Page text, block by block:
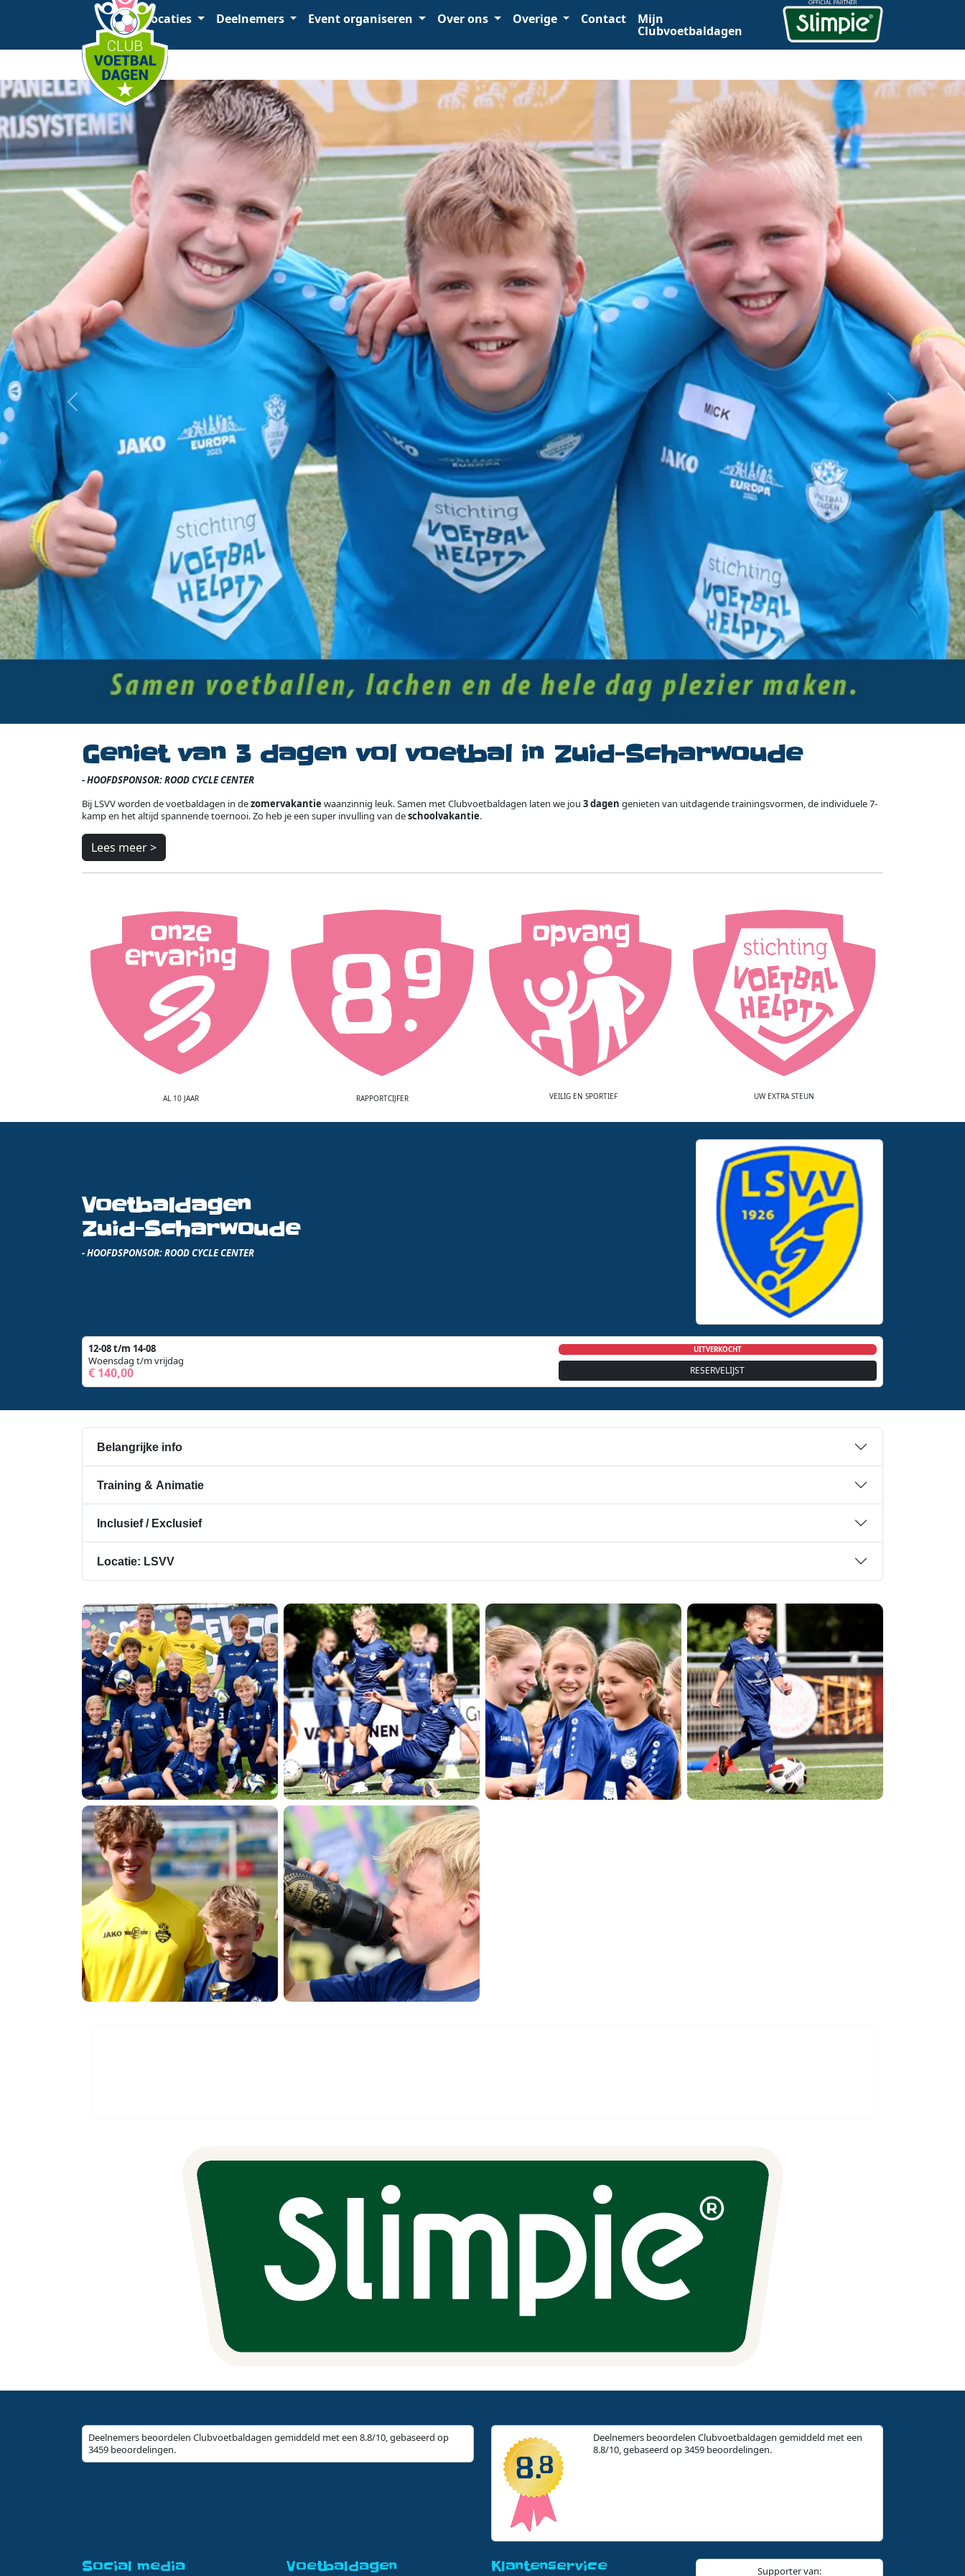
Home Locaties Deelnemers Event organiseren Over ons Overige Contact Mijn
Clubvoetbaldagen
Geniet van 3 dagen vol voetbal in Zuid-Scharwoude
- HOOFDSPONSOR: ROOD CYCLE CENTER
Bij LSVV worden de voetbaldagen in dezomervakantie waanzinnig leuk. Samen met Clubvoetbaldagen laten we jou 3 dagen genieten van uitdagende trainingsvormen, de individuele 7-
kamp en het altijd spannende toernooi. Zo heb je een super invulling van deschoolvakantie.
Lees meer >
AL 10 JAAR RAPPORTCIJFER VEILIG EN SPORTIEF UW EXTRA STEUN
Voetbaldagen
Zuid-Scharwoude
- HOOFDSPONSOR: ROOD CYCLE CENTER
12-08 t/m 14-08
Woensdag t/m vrijdag
€ 140,00
UITVERKOCHT
RESERVELIJST
Belangrijke info
Training & Animatie
Inclusief / Exclusief
Locatie: LSVV
Deelnemers beoordelen Clubvoetbaldagen gemiddeld met een 8.8/10, gebaseerd op
3459 beoordelingen.
Deelnemers beoordelen Clubvoetbaldagen gemiddeld met een
8.8/10, gebaseerd op 3459 beoordelingen.
Social media Voetbaldagen Klantenservice Supporter van: